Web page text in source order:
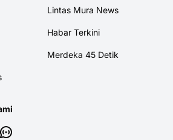
Lintas Mura News
Habar Terkini
Merdeka 45 Detik